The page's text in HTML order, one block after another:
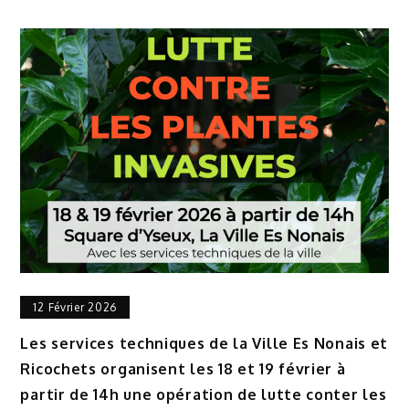
12 Février 2026
Les services techniques de la Ville Es Nonais et
Ricochets organisent les 18 et 19 février à
partir de 14h une opération de lutte conter les